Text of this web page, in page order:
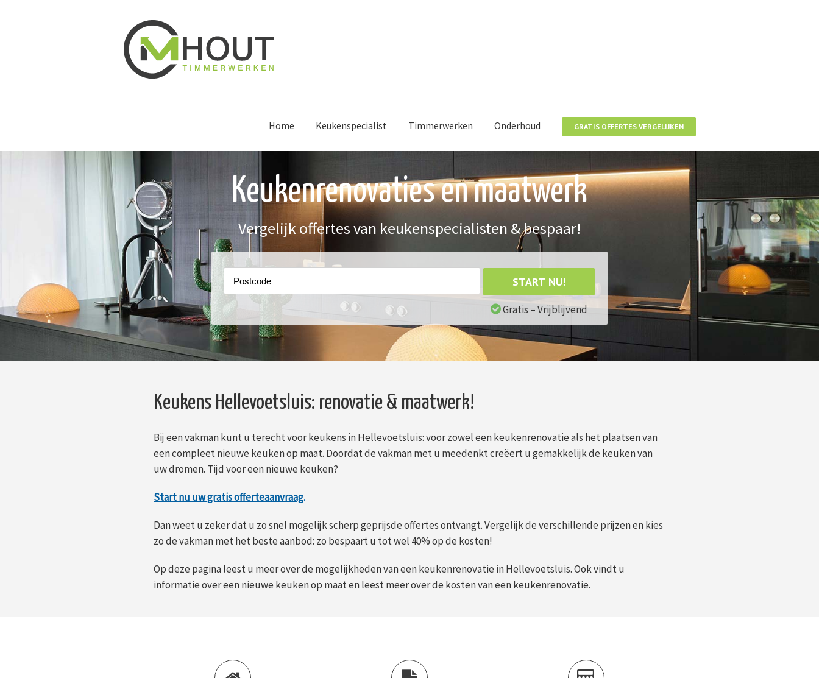
Home Keukenspecialist Timmerwerken Onderhoud GRATIS OFFERTES VERGELIJKEN
Keukenrenovaties en maatwerk
Vergelijk offertes van keukenspecialisten & bespaar!
START NU!
Gratis – Vrijblijvend
Keukens Hellevoetsluis: renovatie & maatwerk!
Bij een vakman kunt u terecht voor keukens in Hellevoetsluis: voor zowel een keukenrenovatie als het plaatsen van
een compleet nieuwe keuken op maat. Doordat de vakman met u meedenkt creëert u gemakkelijk de keuken van
uw dromen. Tijd voor een nieuwe keuken?
Start nu uw gratis offerteaanvraag.
Dan weet u zeker dat u zo snel mogelijk scherp geprijsde offertes ontvangt. Vergelijk de verschillende prijzen en kies
zo de vakman met het beste aanbod: zo bespaart u tot wel 40% op de kosten!
Op deze pagina leest u meer over de mogelijkheden van een keukenrenovatie in Hellevoetsluis. Ook vindt u
informatie over een nieuwe keuken op maat en leest meer over de kosten van een keukenrenovatie.